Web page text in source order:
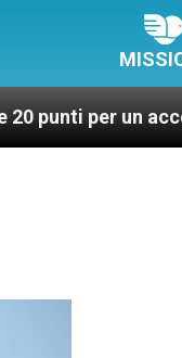
accesso giusto